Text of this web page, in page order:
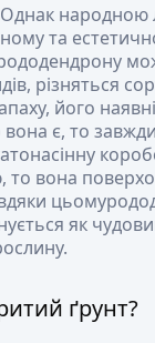
Однак
та
різняться
його
є, то
вона
як
ґрунт?